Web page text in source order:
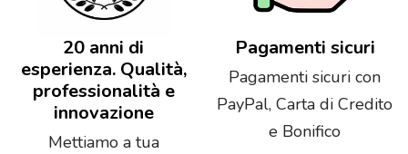
20 anni di
esperienza. Qualità,
professionalità e
innovazione
Mettiamo a tua
Pagamenti sicuri
Pagamenti sicuri con
PayPal, Carta di Credito
e Bonifico